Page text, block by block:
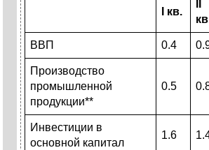
кв.
кв
ВВП 0.4
Производство
промышленной
продукции**
0.5
Инвестиции в
основной капитал
1.6